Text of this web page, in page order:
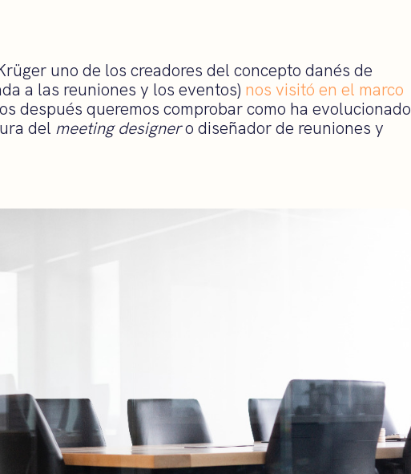
uno de los creadores del concepto danés de
a las reuniones y los eventos) nos visitó en el marco
después queremos comprobar como ha evolucionado
del meeting designero diseñador de reuniones y